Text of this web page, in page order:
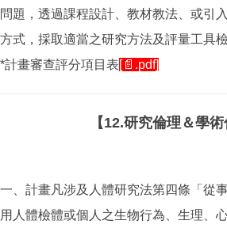
問題，透過課程設計、教材教法、或引
方式，採取適當之研究方法及評量工具
*計畫審查評分項目表[📄.pdf]
【12.研究倫理＆學術
一、計畫凡涉及人體研究法第四條「從
用人體檢體或個人之生物行為、生理、